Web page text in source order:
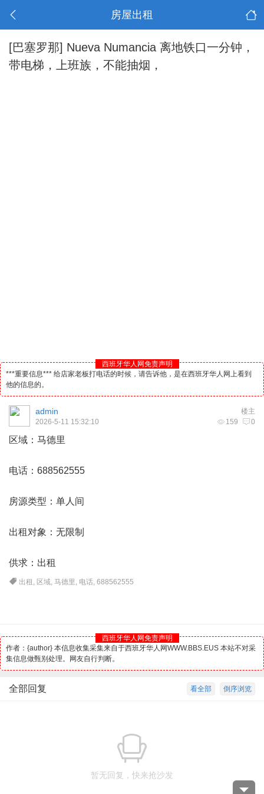
房屋出租
[巴塞罗那] Nueva Numancia 离地铁口一分钟，
带电梯，上班族，不能抽烟，
西班牙华人网免责声明
***重要信息*** 给店家老板打电话的时候，请告诉他，是在西班牙华人网上看到
他的信息的。
楼主
admin
159 0
2026-5-11 15:32:10
区域： 马德里
电话：688562555
房源类型：单人间
出租对象：无限制
供求：出租
出租 , 区域,马德里 , 电话,688562555
西班牙华人网免责声明
作者：{author} 本信息收集采集来自于西班牙华人网WWW.BBS.EUS 本站不对采
集信息做甄别处理。网友自行判断。
倒序浏览
看全部
全部回复
暂无回复，快来抢沙发